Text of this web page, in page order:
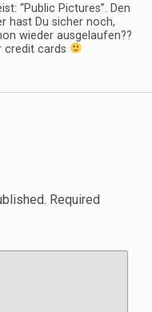
“Public Pictures”. Den
hast Du sicher noch,
wieder ausgelaufen??
credit cards
Required